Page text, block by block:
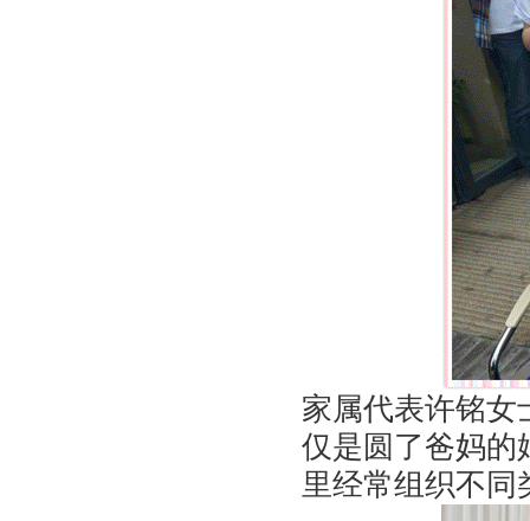
家属代表许铭女
仅是圆了爸妈的
里经常组织不同